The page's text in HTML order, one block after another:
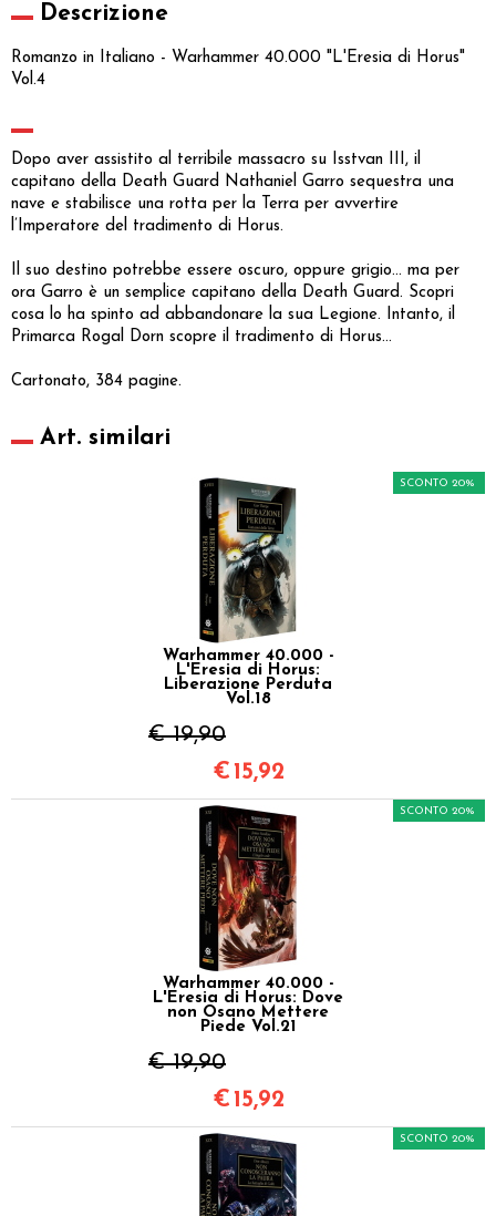
Descrizione
Romanzo in Italiano - Warhammer 40.000 "L'Eresia di Horus"
Vol.4
Dopo aver assistito al terribile massacro su Isstvan III, il
capitano della Death Guard Nathaniel Garro sequestra una
nave e stabilisce una rotta per la Terra per avvertire
l’Imperatore del tradimento di Horus.
Il suo destino potrebbe essere oscuro, oppure grigio... ma per
ora Garro è un semplice capitano della Death Guard. Scopri
cosa lo ha spinto ad abbandonare la sua Legione. Intanto, il
Primarca Rogal Dorn scopre il tradimento di Horus...
Cartonato, 384 pagine.
Art. similari
Warhammer 40.000 -
L'Eresia di Horus:
Liberazione Perduta
Vol.18
€ 19,90
SCONTO 20%
€ 15,92
Warhammer 40.000 -
L'Eresia di Horus: Dove
non Osano Mettere
Piede Vol.21
€ 19,90
SCONTO 20%
€ 15,92
SCONTO 20%